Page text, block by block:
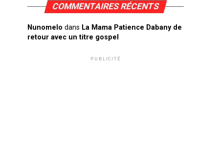
COMMENTAIRES RÉCENTS
Nunomelo dans La Mama Patience Dabany de
retour avec un titre gospel
PUBLICITÉ